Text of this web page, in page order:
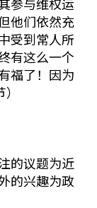
他们依然充
受到常人所
有这么一个
福了！因为
的议题为近
的兴趣为政